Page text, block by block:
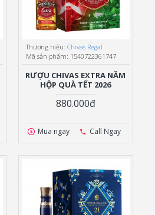
Thương hiệu: Chivas Regal
Mã sản phẩm: 1540722361747
RƯỢU CHIVAS EXTRA NĂM
HỘP QUÀ TẾT 2026
880.000đ
Mua ngay Call Ngay